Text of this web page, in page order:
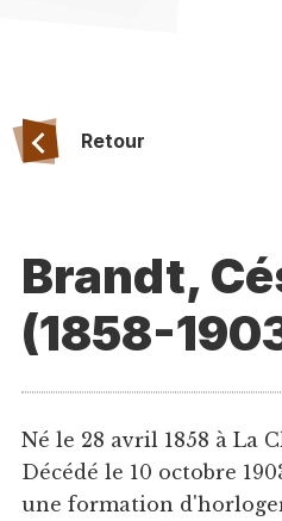
Retour
Brandt,
(1858-
Né le 28 avril 1858 à La
Décédé le 10 octobre
une formation